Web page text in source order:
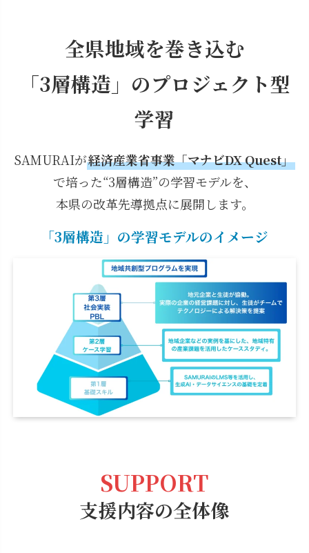
全県地域を巻き込む
「3層構造」のプロジェクト型
学習
SAMURAIが経済産業省事業「マナビDX Quest」
で培った“3層構造”の学習モデルを、
本県の改革先導拠点に展開します。
「3層構造」 の学習モデルのイメージ
SUPPORT
支援内容の全体像